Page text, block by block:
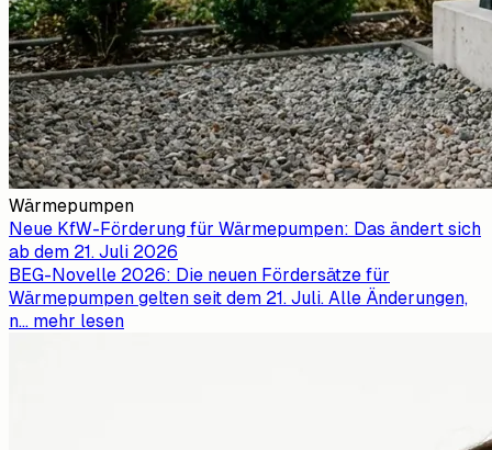
Wärmepumpen
Neue KfW-Förderung für Wärmepumpen: Das ändert sich
ab dem 21. Juli 2026
BEG-Novelle 2026: Die neuen Fördersätze für
Wärmepumpen gelten seit dem 21. Juli. Alle Änderungen,
n... mehr lesen